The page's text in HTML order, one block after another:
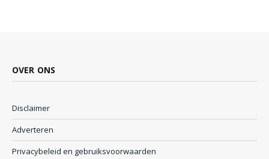
OVER ONS
Disclaimer
Adverteren
Privacybeleid en gebruiksvoorwaarden